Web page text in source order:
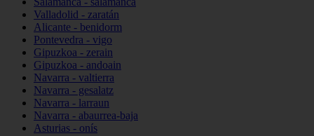
Valladolid - zaratán
Alicante - benidorm
Pontevedra - vigo
Gipuzkoa - zerain
Gipuzkoa - andoain
Navarra - valtierra
Navarra - gesalatz
Navarra - larraun
Navarra - abaurrea-baja
Asturias - onís